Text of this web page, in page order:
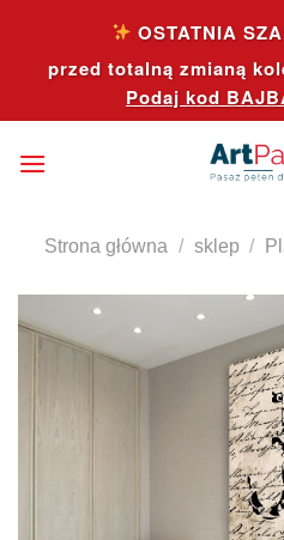
content
OSTATNIA
przed totalną zmianą
Podaj kod
Strona główna / sklep /